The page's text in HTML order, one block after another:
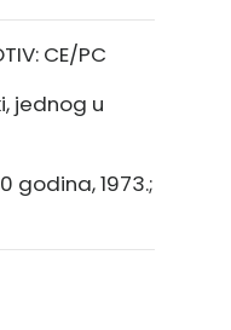
CE/PC
jednog u
godina, 1973.;